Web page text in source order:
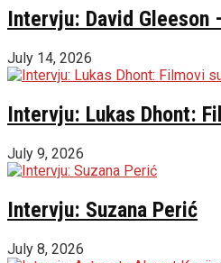
Intervju: David Gleeson
July 14, 2026
Intervju: Lukas Dhont:
July 9, 2026
Intervju: Suzana Perić
July 8, 2026